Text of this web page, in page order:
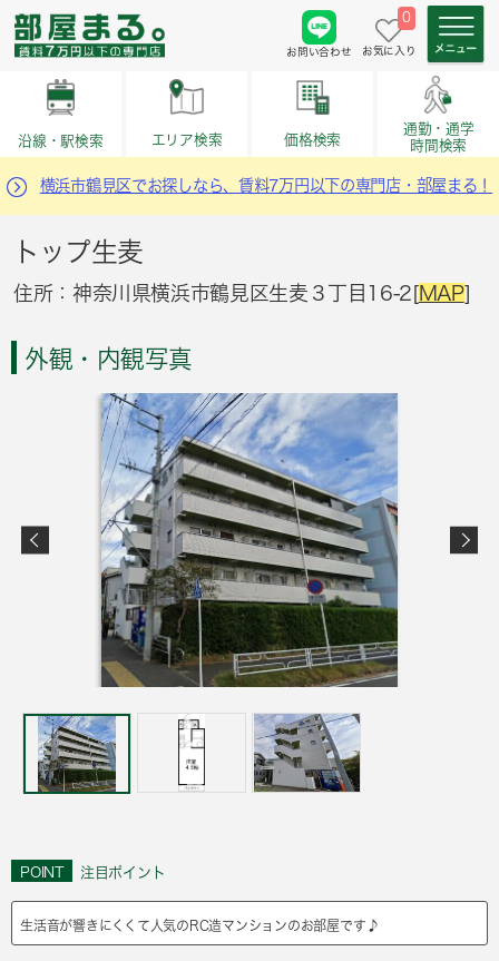
お問い合わせ
0
お気に入り
沿線・駅検索 エリア検索 価格検索
通勤・通学
時間検索
横浜市鶴見区でお探しなら、賃料7万円以下の専門店・部屋まる！
トップ生麦
住所：神奈川県横浜市鶴見区生麦３丁目16-2[MAP]
外観・内観写真
POINT 注目ポイント
生活音が響きにくくて人気のRC造マンションのお部屋です♪